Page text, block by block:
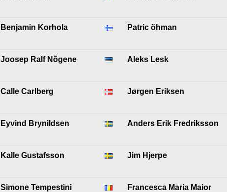
Benjamin Korhola Patric öhman
Joosep Ralf Nõgene Aleks Lesk
Calle Carlberg Jørgen Eriksen
Eyvind Brynildsen Anders Erik Fredriksson
Kalle Gustafsson Jim Hjerpe
Simone Tempestini Francesca Maria Maior